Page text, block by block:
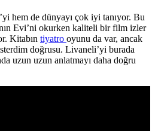
hem de dünyayı çok iyi tanıyor. Bu
Evi’ni okurken kaliteli bir film izler
Kitabın tiyatro oyunu da var, ancak
doğrusu. Livaneli’yi burada
uzun uzun anlatmayı daha doğru